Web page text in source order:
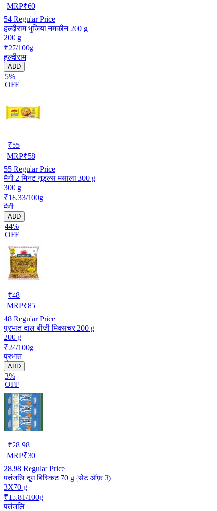
MRP₹60
54 Regular Price
हल्दीराम भुजिया नमकीन 200 g
200 g
₹27/100g
हल्दीराम
ADD
5%
OFF
₹55
MRP₹58
55 Regular Price
मैगी 2 मिनट नूडल्स मसाला 300 g
300 g
₹18.33/100g
मैगी
ADD
44%
OFF
₹48
MRP₹85
48 Regular Price
प्रभात दाल बीजी मिक्सचर 200 g
200 g
₹24/100g
प्रभात
ADD
3%
OFF
₹28.98
MRP₹30
28.98 Regular Price
पतंजलि दूध बिस्किट 70 g (सेट ऑफ़ 3)
3X70 g
₹13.81/100g
पतंजलि